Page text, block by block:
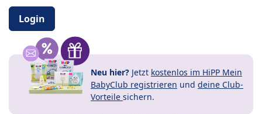
Login
Neu hier? Jetzt kostenlos im HiPP Mein
BabyClub registrieren und deine Club-
Vorteile sichern.